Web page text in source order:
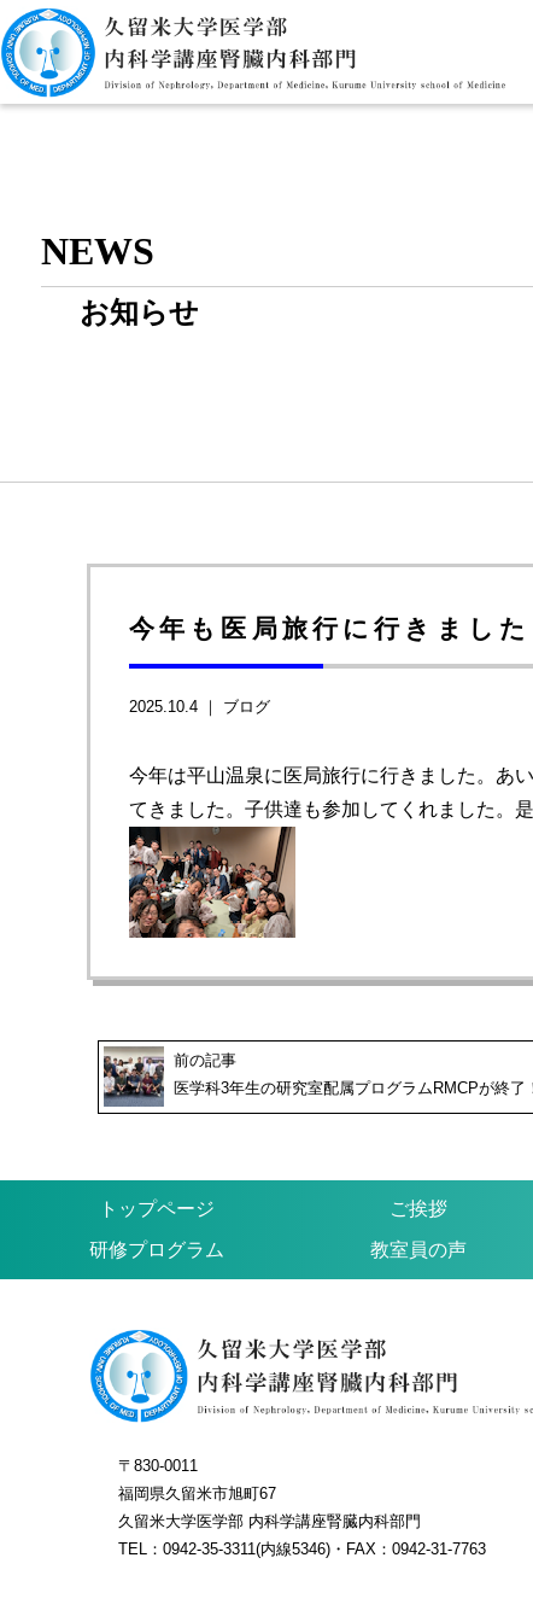
NEWS
お知らせ
今年も医局旅行に行きました
2025.10.4 ｜ ブログ
今年は平山温泉に医局旅行に行きました。あ
てきました。子供達も参加してくれました。
前の記事
医学科3年生の研究室配属プログラムRMCPが終了
トップページ ご挨拶
研修プログラム 教室員の声
〒830-0011
福岡県久留米市旭町67
久留米大学医学部 内科学講座腎臓内科部門
TEL：0942-35-3311(内線5346)・FAX：0942-31-7763